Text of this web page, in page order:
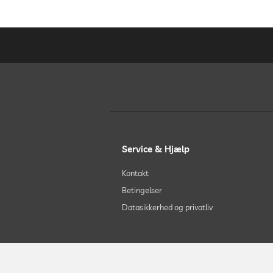
Service & Hjælp
Kontakt
Betingelser
Datasikkerhed og privatliv